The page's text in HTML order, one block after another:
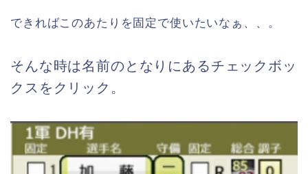
できればこのあたりを固定で使いたいなぁ、、。
そんな時は名前のとなりにあるチェックボッ
クスをクリック。